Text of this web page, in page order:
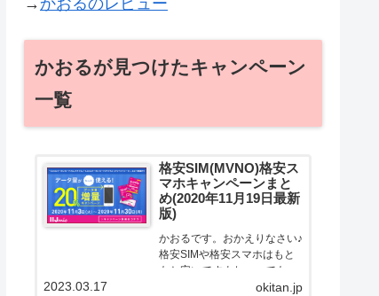
かおるが見つけたキャンペーン
一覧
格安SIM(MVNO)格安ス
マホキャンペーンまと
め(2020年11月19日最新
版)
かおるです。おかえりなさい♪
格安SIMや格安スマホはもと
もと安いですよねー。でも！
どうせ契約するなら安くお得
okitan.jp
2023.03.17